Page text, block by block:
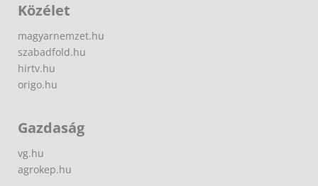
Közélet
magyarnemzet.hu
szabadfold.hu
hirtv.hu
origo.hu
Gazdaság
vg.hu
agrokep.hu